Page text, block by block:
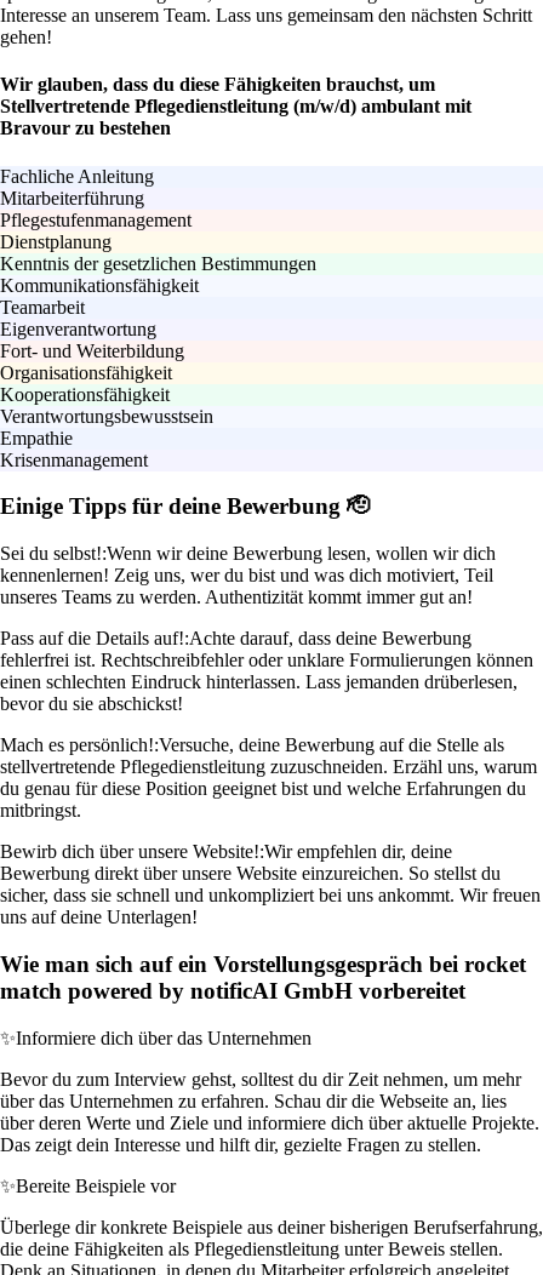
Interesse an unserem Team. Lass uns gemeinsam den nächsten Schritt
gehen!
Wir glauben, dass du diese Fähigkeiten brauchst, um
Stellvertretende Pflegedienstleitung (m/w/d) ambulant mit
Bravour zu bestehen
Fachliche Anleitung
Mitarbeiterführung
Pflegestufenmanagement
Dienstplanung
Kenntnis der gesetzlichen Bestimmungen
Kommunikationsfähigkeit
Teamarbeit
Eigenverantwortung
Fort- und Weiterbildung
Organisationsfähigkeit
Kooperationsfähigkeit
Verantwortungsbewusstsein
Empathie
Krisenmanagement
Einige Tipps für deine Bewerbung 🫡
Sei du selbst!:Wenn wir deine Bewerbung lesen, wollen wir dich
kennenlernen! Zeig uns, wer du bist und was dich motiviert, Teil
unseres Teams zu werden. Authentizität kommt immer gut an!
Pass auf die Details auf!:Achte darauf, dass deine Bewerbung
fehlerfrei ist. Rechtschreibfehler oder unklare Formulierungen können
einen schlechten Eindruck hinterlassen. Lass jemanden drüberlesen,
bevor du sie abschickst!
Mach es persönlich!:Versuche, deine Bewerbung auf die Stelle als
stellvertretende Pflegedienstleitung zuzuschneiden. Erzähl uns, warum
du genau für diese Position geeignet bist und welche Erfahrungen du
mitbringst.
Bewirb dich über unsere Website!:Wir empfehlen dir, deine
Bewerbung direkt über unsere Website einzureichen. So stellst du
sicher, dass sie schnell und unkompliziert bei uns ankommt. Wir freuen
uns auf deine Unterlagen!
Wie man sich auf ein Vorstellungsgespräch bei rocket
match powered by notificAI GmbH vorbereitet
✨Informiere dich über das Unternehmen
Bevor du zum Interview gehst, solltest du dir Zeit nehmen, um mehr
über das Unternehmen zu erfahren. Schau dir die Webseite an, lies
über deren Werte und Ziele und informiere dich über aktuelle Projekte.
Das zeigt dein Interesse und hilft dir, gezielte Fragen zu stellen.
✨Bereite Beispiele vor
Überlege dir konkrete Beispiele aus deiner bisherigen Berufserfahrung,
die deine Fähigkeiten als Pflegedienstleitung unter Beweis stellen.
Denk an Situationen, in denen du Mitarbeiter erfolgreich angeleitet